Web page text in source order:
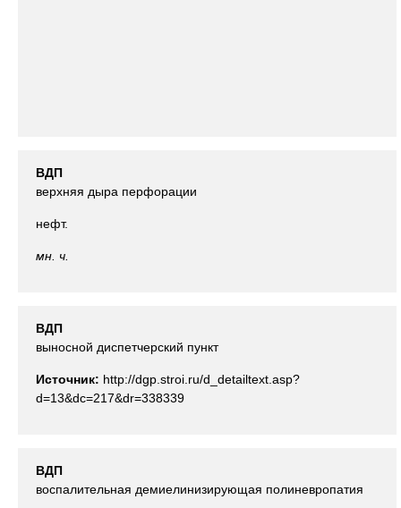
ВДП
верхняя дыра перфорации
нефт.
мн. ч.
ВДП
выносной диспетчерский пункт
Источник: http://dgp.stroi.ru/d_detailtext.asp?
d=13&dc=217&dr=338339
ВДП
воспалительная демиелинизирующая полиневропатия